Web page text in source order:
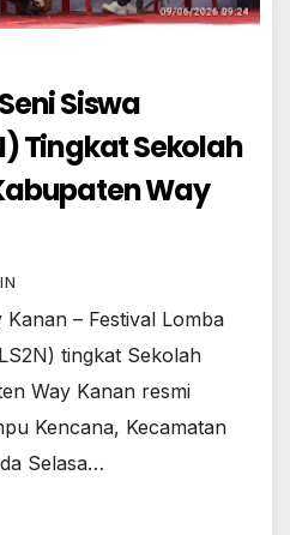
Siswa
Tingkat Sekolah
Way
– Festival Lomba
tingkat Sekolah
Way Kanan resmi
Kencana, Kecamatan
Selasa…